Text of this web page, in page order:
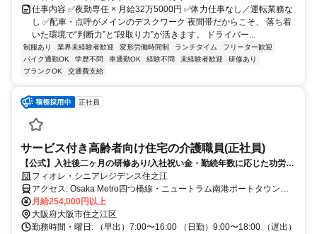
仕事内容 ✅夜勤専任 × 月給32万5000円 ✅体力仕事なし／運転業務な
し ✅配車・点呼がメインのデスクワーク 夜間帯だからこそ、 落ち着
いた環境で“判断力”と“段取り力”が活きます。 ドライバー...
制服あり 業界未経験者歓迎 変形労働時間制 ランチタイム
フリーター歓迎
バイク通勤OK
学歴不問 車通勤OK 経験不問 未経験者歓迎
研修あり
ブランクOK
交通費支給
正社員
サービス付き高齢者向け住宅の介護職員(正社員)
【公式】入社後二ヶ月の研修あり/入社祝い金・勤続年数に応じた功労金
制度あり
フィオレ・シニアレジデンス住之江
アクセス: Osaka Metro四つ橋線・ニュートラム南港ポートタウン線
「住之江公園」駅から徒歩9分 または「住之江公園」駅から大阪市営
バス5分「南加賀屋4丁目」バス停下車徒歩2分
月給254,000円以上
大阪府大阪市住之江区
勤務時間・曜日: （早出）7:00〜16:00 （日勤）9:00〜18:00 （遅出）